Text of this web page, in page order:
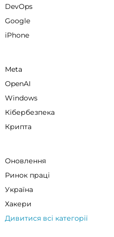
DevOps
Google
iPhone
Meta
OpenAI
Windows
Кібербезпека
Крипта
Оновлення
Ринок праці
Україна
Хакери
Дивитися всі категорії